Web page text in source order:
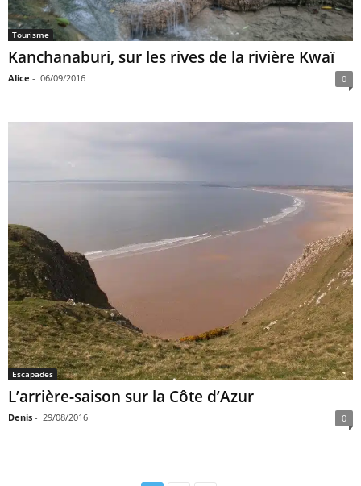
Tourisme
Kanchanaburi, sur les rives de la rivière Kwaï
Alice - 06/09/2016 0
Escapades
L’arrière-saison sur la Côte d’Azur
Denis - 29/08/2016 0